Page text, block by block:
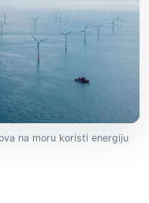
na moru koristi energiju